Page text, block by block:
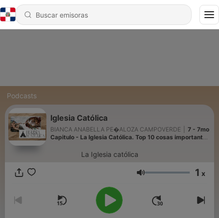
Podcasts
Iglesia Católica
BIANCA ANABELLA PE�ALOZA CAMPOVERDE
7 - 7mo
Capitulo - La Iglesia Católica. Top 10 cosas importantes
La Iglesia católica
Volumen 1 x